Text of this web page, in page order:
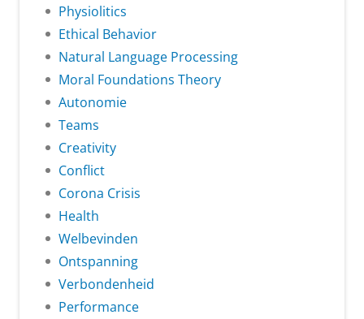
Physiolitics
Ethical Behavior
Natural Language Processing
Moral Foundations Theory
Autonomie
Teams
Creativity
Conflict
Corona Crisis
Health
Welbevinden
Ontspanning
Verbondenheid
Performance